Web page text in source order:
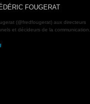
FOUGERAT
(@fredfougerat) aux directeurs
et décideurs de la communication.